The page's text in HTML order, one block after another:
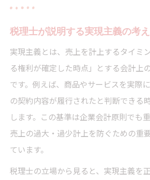
税理士が説明する実現主義の考
実現主義とは、売上を計上するタイミ
る権利が確定した時点」とする会計上
です。例えば、商品やサービスを実際
の契約内容が履行されたと判断できる
します。この基準は企業会計原則でも重
売上の過大・過少計上を防ぐための重
ています。
税理士の立場から見ると、実現主義を